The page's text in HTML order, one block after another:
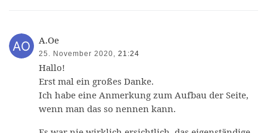
A.Oe
25. November 2020, 21:24
Hallo!
Erst mal ein großes Danke.
Ich habe eine Anmerkung zum Aufbau der Seite,
wenn man das so nennen kann.